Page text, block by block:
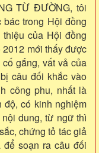
TỪ ĐƯỜNG, tôi
trong Hội đồng
của Hội đồng
mới thấy được
gắng, vất vả của
câu đối khắc vào
công phu, nhất là
độ, có kinh nghiệm
dung, từ ngữ thì
chứng tỏ tác giả
soạn ra câu đối